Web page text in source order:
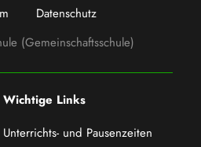
Datenschutz
(Gemeinschaftsschule)
Wichtige Links
Unterrichts- und Pausenzeiten